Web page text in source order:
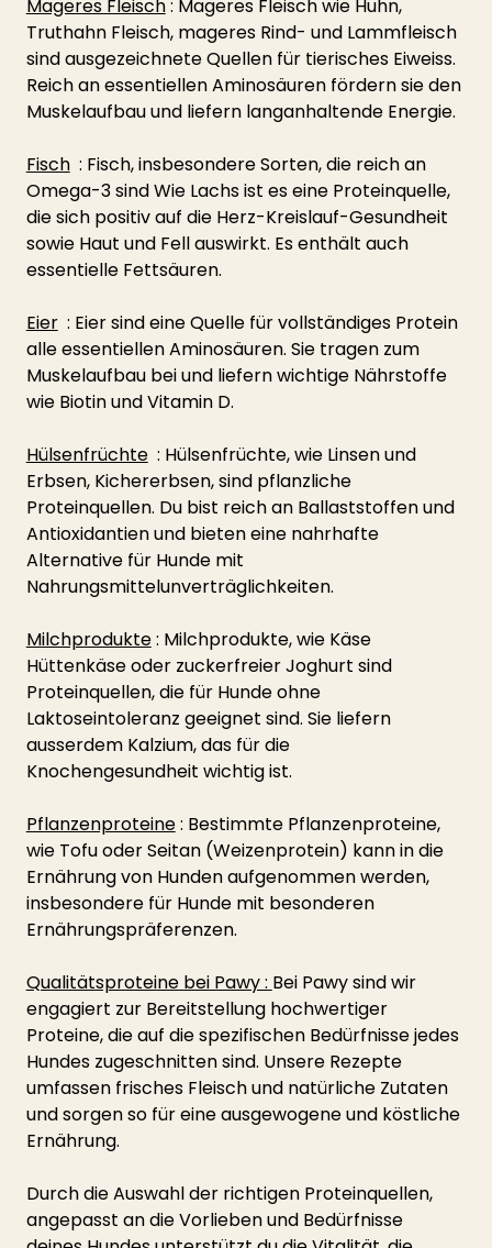
Mageres Fleisch : Mageres Fleisch wie Huhn,
Truthahn Fleisch, mageres Rind- und Lammfleisch
sind ausgezeichnete Quellen für tierisches Eiweiss.
Reich an essentiellen Aminosäuren fördern sie den
Muskelaufbau und liefern langanhaltende Energie.
Fisch : Fisch, insbesondere Sorten, die reich an
Omega-3 sind Wie Lachs ist es eine Proteinquelle,
die sich positiv auf die Herz-Kreislauf-Gesundheit
sowie Haut und Fell auswirkt. Es enthält auch
essentielle Fettsäuren.
Eier : Eier sind eine Quelle für vollständiges Protein
alle essentiellen Aminosäuren. Sie tragen zum
Muskelaufbau bei und liefern wichtige Nährstoffe
wie Biotin und Vitamin D.
Hülsenfrüchte : Hülsenfrüchte, wie Linsen und
Erbsen, Kichererbsen, sind pflanzliche
Proteinquellen. Du bist reich an Ballaststoffen und
Antioxidantien und bieten eine nahrhafte
Alternative für Hunde mit
Nahrungsmittelunverträglichkeiten.
Milchprodukte : Milchprodukte, wie Käse
Hüttenkäse oder zuckerfreier Joghurt sind
Proteinquellen, die für Hunde ohne
Laktoseintoleranz geeignet sind. Sie liefern
ausserdem Kalzium, das für die
Knochengesundheit wichtig ist.
Pflanzenproteine : Bestimmte Pflanzenproteine,
wie Tofu oder Seitan (Weizenprotein) kann in die
Ernährung von Hunden aufgenommen werden,
insbesondere für Hunde mit besonderen
Ernährungspräferenzen.
Qualitätsproteine bei Pawy : Bei Pawy sind wir
engagiert zur Bereitstellung hochwertiger
Proteine, die auf die spezifischen Bedürfnisse jedes
Hundes zugeschnitten sind. Unsere Rezepte
umfassen frisches Fleisch und natürliche Zutaten
und sorgen so für eine ausgewogene und köstliche
Ernährung.
Durch die Auswahl der richtigen Proteinquellen,
angepasst an die Vorlieben und Bedürfnisse